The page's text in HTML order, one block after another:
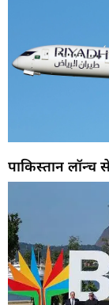
पाकिस्तान लॉन्च